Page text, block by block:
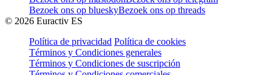
Bezoek ons op blueskyBezoek ons op threads
© 2026 Euractiv ES
Política de privacidad Política de cookies
Términos y Condiciones generales
Términos y Condiciones de suscripción